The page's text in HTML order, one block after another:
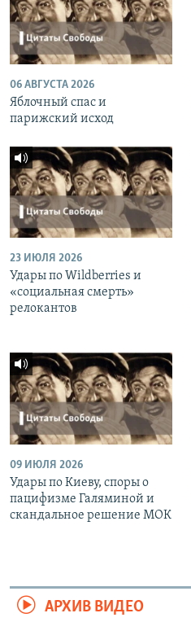
06 АВГУСТА 2026
Яблочный спас и
парижский исход
23 ИЮЛЯ 2026
Удары по Wildberries и
«социальная смерть»
релокантов
09 ИЮЛЯ 2026
Удары по Киеву, споры о
пацифизме Галяминой и
скандальное решение МОК
АРХИВ ВИДЕО